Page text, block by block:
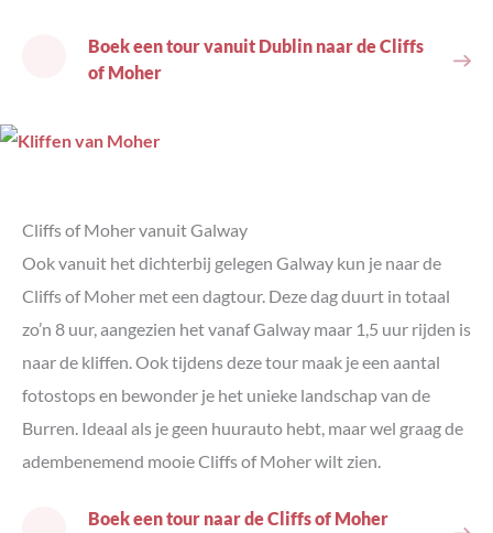
Boek een tour vanuit Dublin naar de Cliffs
of Moher
Cliffs of Moher vanuit Galway
Ook vanuit het dichterbij gelegen Galway kun je naar de
Cliffs of Moher met een dagtour. Deze dag duurt in totaal
zo’n 8 uur, aangezien het vanaf Galway maar 1,5 uur rijden is
naar de kliffen. Ook tijdens deze tour maak je een aantal
fotostops en bewonder je het unieke landschap van de
Burren. Ideaal als je geen huurauto hebt, maar wel graag de
adembenemend mooie Cliffs of Moher wilt zien.
Boek een tour naar de Cliffs of Moher